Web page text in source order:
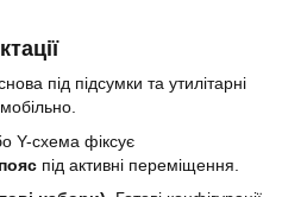
під підсумки та утилітарні
Y-схема фіксує
під активні переміщення.